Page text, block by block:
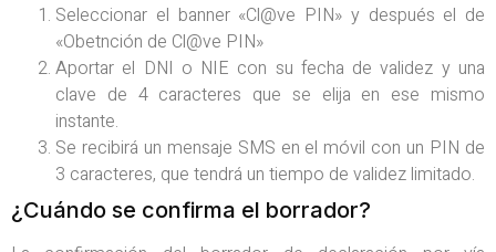
Seleccionar el banner «Cl@ve PIN» y después el de
«Obetnción de Cl@ve PIN»
Aportar el DNI o NIE con su fecha de validez y una
clave de 4 caracteres que se elija en ese mismo
instante.
Se recibirá un mensaje SMS en el móvil con un PIN de
3 caracteres, que tendrá un tiempo de validez limitado.
¿Cuándo se confirma el borrador?